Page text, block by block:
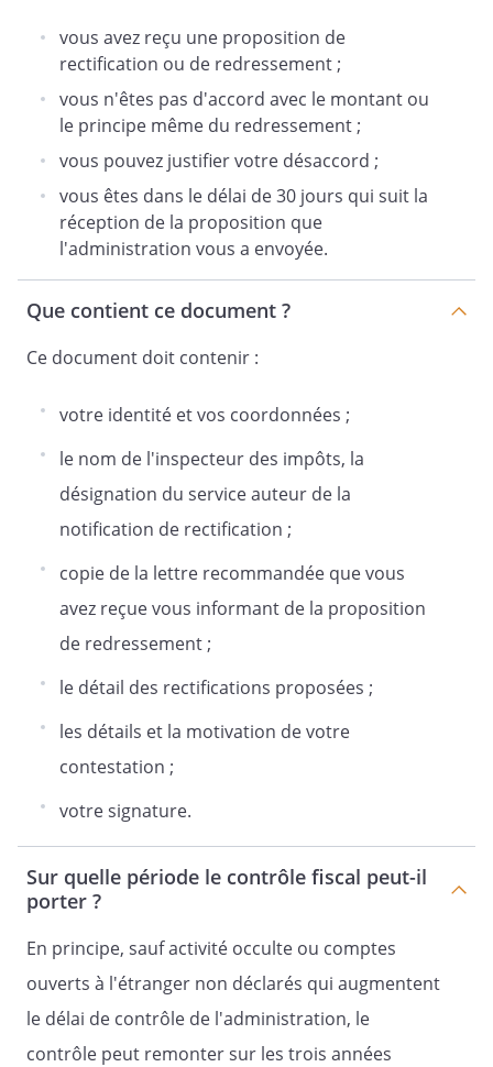
vous avez reçu une proposition de
rectification ou de redressement ;
vous n'êtes pas d'accord avec le montant ou
le principe même du redressement ;
vous pouvez justifier votre désaccord ;
vous êtes dans le délai de 30 jours qui suit la
réception de la proposition que
l'administration vous a envoyée.
Que contient ce document ?
Ce document doit contenir :
votre identité et vos coordonnées ;
le nom de l'inspecteur des impôts, la
désignation du service auteur de la
notification de rectification ;
copie de la lettre recommandée que vous
avez reçue vous informant de la proposition
de redressement ;
le détail des rectifications proposées ;
les détails et la motivation de votre
contestation ;
votre signature.
Sur quelle période le contrôle fiscal peut-il
porter ?
En principe, sauf activité occulte ou comptes
ouverts à l'étranger non déclarés qui augmentent
le délai de contrôle de l'administration, le
contrôle peut remonter sur les trois années